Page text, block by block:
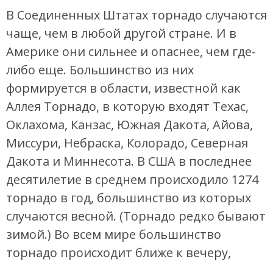
В Соединенных Штатах торнадо случаются
чаще, чем в любой другой стране. И в
Америке они сильнее и опаснее, чем где-
либо еще. Большинство из них
формируется в области, известной как
Аллея Торнадо, в которую входят Техас,
Оклахома, Канзас, Южная Дакота, Айова,
Миссури, Небраска, Колорадо, Северная
Дакота и Миннесота. В США в последнее
десятилетие в среднем происходило 1274
торнадо в год, большинство из которых
случаются весной. (Торнадо редко бывают
зимой.) Во всем мире большинство
торнадо происходит ближе к вечеру,